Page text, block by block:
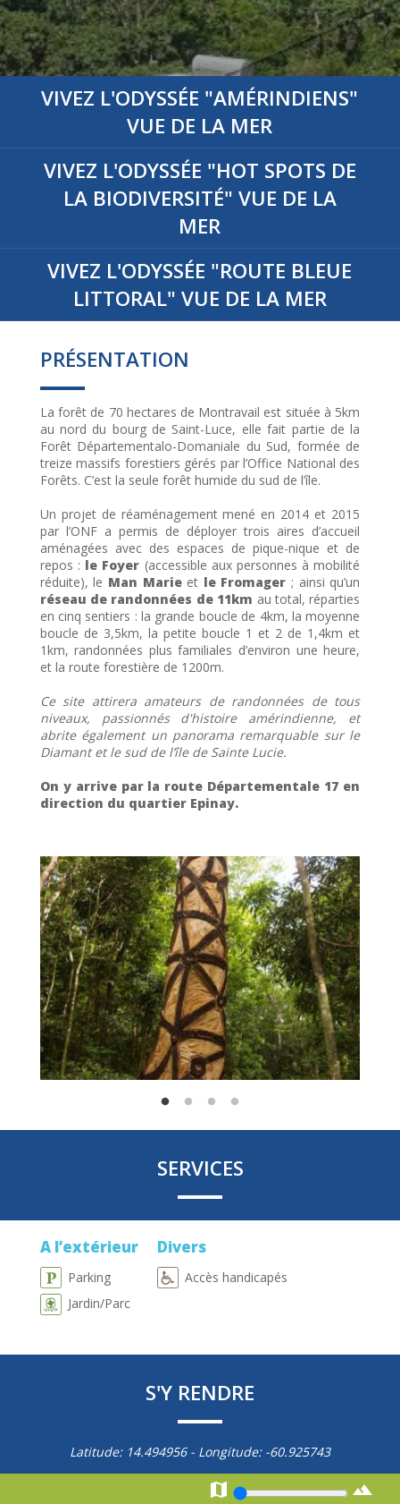
VIVEZ L'ODYSSÉE "AMÉRINDIENS"
VUE DE LA MER
VIVEZ L'ODYSSÉE "HOT SPOTS DE
LA BIODIVERSITÉ" VUE DE LA
MER
VIVEZ L'ODYSSÉE "ROUTE BLEUE
LITTORAL" VUE DE LA MER
PRÉSENTATION
La forêt de 70 hectares de Montravail est située à 5km
au nord du bourg de Saint-Luce, elle fait partie de la
Forêt Départementalo-Domaniale du Sud, formée de
treize massifs forestiers gérés par l’Office National des
Forêts. C’est la seule forêt humide du sud de l’île.
Un projet de réaménagement mené en 2014 et 2015
par l’ONF a permis de déployer trois aires d’accueil
aménagées avec des espaces de pique-nique et de
repos : le Foyer (accessible aux personnes à mobilité
réduite), le Man Marieet le Fromager ; ainsi qu’un
réseau de randonnées de 11km au total, réparties
en cinq sentiers : la grande boucle de 4km, la moyenne
boucle de 3,5km, la petite boucle 1 et 2 de 1,4km et
1km, randonnées plus familiales d’environ une heure,
et la route forestière de 1200m.
Ce site attirera amateurs de randonnées de tous
niveaux, passionnés d'histoire amérindienne, et
abrite également un panorama remarquable sur le
Diamant et le sud de l’île de Sainte Lucie.
On y arrive par la route Départementale 17 en
direction du quartier Epinay.
SERVICES
A l’extérieur
Parking
Jardin/Parc
Divers
Accès handicapés
S'Y RENDRE
Latitude: 14.494956- Longitude: -60.925743
 